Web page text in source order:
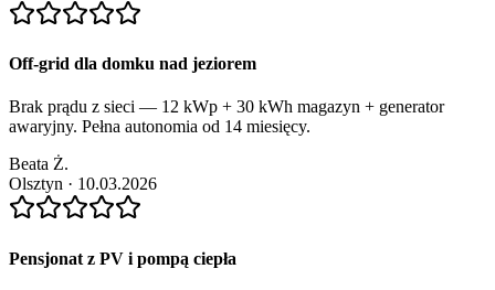
Off-grid dla domku nad jeziorem
Brak prądu z sieci — 12 kWp + 30 kWh magazyn + generator
awaryjny. Pełna autonomia od 14 miesięcy.
Beata Ż.
Olsztyn · 10.03.2026
Pensjonat z PV i pompą ciepła